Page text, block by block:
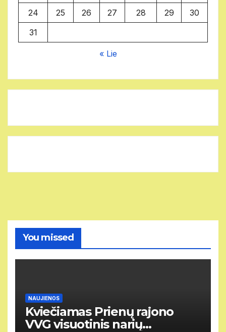
24
25 26 27 28 29
30
31
« Lie
You missed
NAUJIENOS
Kviečiamas Prienų rajono
VVG visuotinis narių